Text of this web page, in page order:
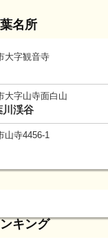
名所
大字観音寺
大字山寺面白山
川渓谷
山寺4456-1
キング